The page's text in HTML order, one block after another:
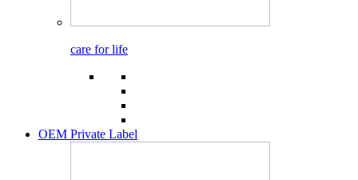
care for life
OEM Private Label